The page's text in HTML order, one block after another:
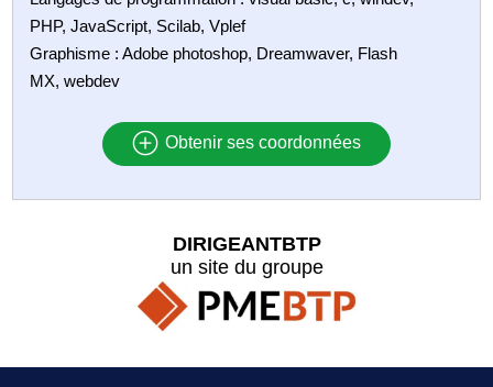
PHP, JavaScript, Scilab, Vplef
Graphisme : Adobe photoshop, Dreamwaver, Flash
MX, webdev
Obtenir ses coordonnées
DIRIGEANTBTP
un site du groupe